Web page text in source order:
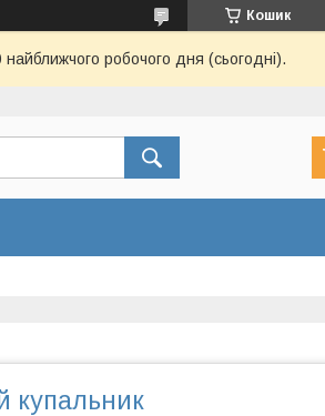
Кошик
робочого дня (сьогодні).
купальник